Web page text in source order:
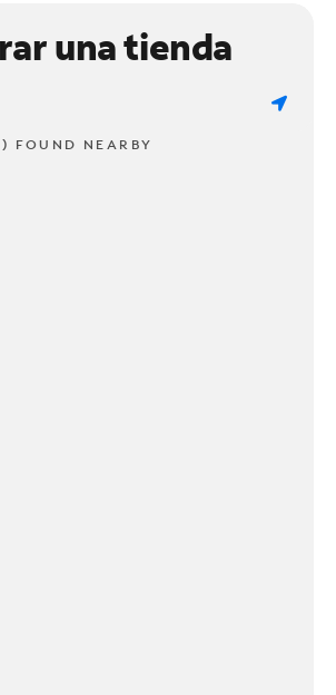
una tienda
FOUND NEARBY